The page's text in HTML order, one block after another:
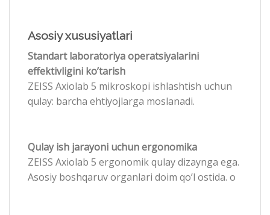
Asosiy xususiyatlari
Standart laboratoriya operatsiyalarini
effektivligini ko’tarish
ZEISS Axiolab 5 mikroskopi ishlashtish uchun
qulay: barcha ehtiyojlarga moslanadi.
Qulay ish jarayoni uchun ergonomika
ZEISS Axiolab 5 ergonomik qulay dizaynga ega.
Asosiy boshqaruv organlari doim qo’l ostida. о